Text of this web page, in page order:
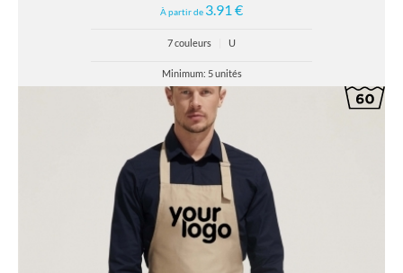
À partir de 3.91 €
7 couleurs U
Minimum: 5 unités